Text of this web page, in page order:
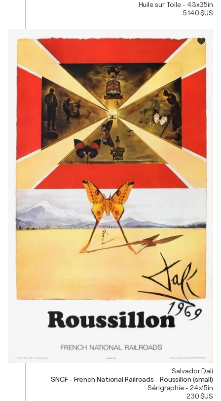
Huile sur Toile - 43x35in
5 140 $US
Salvador Dalí
SNCF - French National Railroads - Roussillon (small)
Sérigraphie - 24x15in
230 $US